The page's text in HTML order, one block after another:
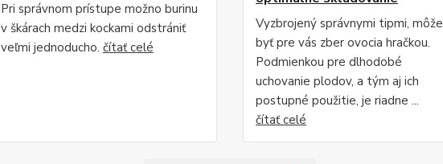
Pri správnom prístupe možno burinu
v škárach medzi kockami odstrániť
veľmi jednoducho. čítať celé
Vyzbrojený správnymi tipmi, môže
byť pre vás zber ovocia hračkou.
Podmienkou pre dlhodobé
uchovanie plodov, a tým aj ich
postupné použitie, je riadne ...
čítať celé